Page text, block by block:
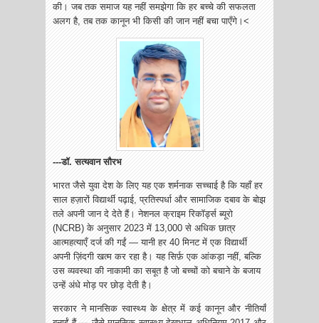
की। जब तक समाज यह नहीं समझेगा कि हर बच्चे की सफलता
अलग है, तब तक कानून भी किसी की जान नहीं बचा पाएँगे।<
---डॉ. सत्यवान सौरभ
भारत जैसे युवा देश के लिए यह एक शर्मनाक सच्चाई है कि यहाँ हर
साल हज़ारों विद्यार्थी पढ़ाई, प्रतिस्पर्धा और सामाजिक दबाव के बोझ
तले अपनी जान दे देते हैं। नेशनल क्राइम रिकॉर्ड्स ब्यूरो
(NCRB) के अनुसार 2023 में 13,000 से अधिक छात्र
आत्महत्याएँ दर्ज की गईं — यानी हर 40 मिनट में एक विद्यार्थी
अपनी ज़िंदगी खत्म कर रहा है। यह सिर्फ़ एक आंकड़ा नहीं, बल्कि
उस व्यवस्था की नाकामी का सबूत है जो बच्चों को बचाने के बजाय
उन्हें अंधे मोड़ पर छोड़ देती है।
सरकार ने मानसिक स्वास्थ्य के क्षेत्र में कई कानून और नीतियाँ